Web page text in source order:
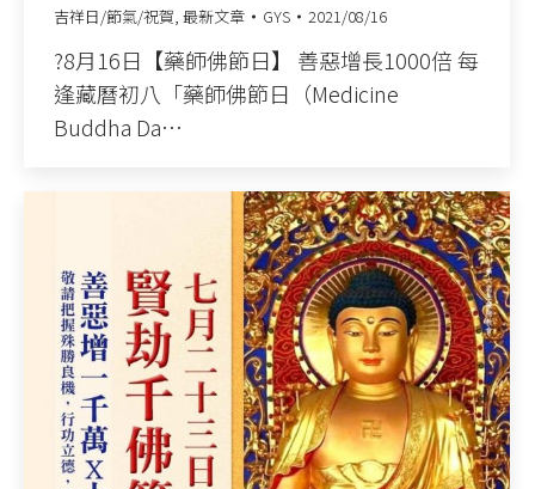
吉祥日/節氣/祝賀, 最新文章 GYS 2021/08/16
?8月16日【藥師佛節日】 善惡增長1000倍 每
逢藏曆初八「藥師佛節日（Medicine
Buddha Da…